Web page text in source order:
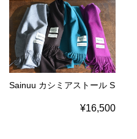
Sainuu カシミアストール S
¥16,500